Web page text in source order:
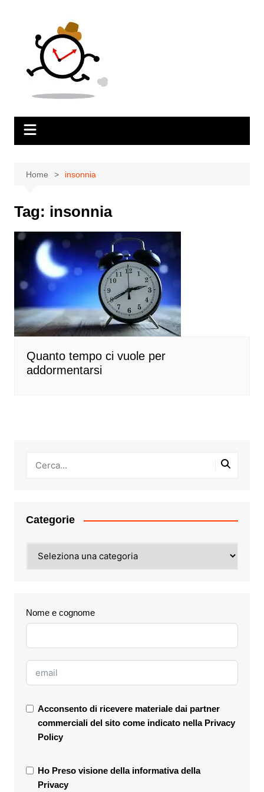
contenuto
Home insonnia
Tag: insonnia
Quanto tempo ci vuole per
addormentarsi
Categorie
Nome e cognome
Acconsento di ricevere materiale dai partner
commerciali del sito come indicato nella Privacy
Policy
Ho Preso visione della informativa della
Privacy